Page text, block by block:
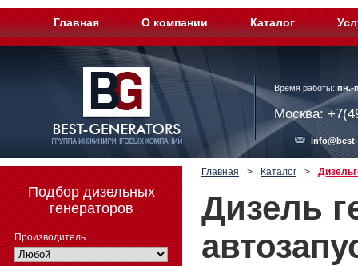
Главная О компании Каталог
Время работы: пн.-
Москва:
Подбор дизельных
генераторов
Производитель
Главная > Каталог >
Дизель